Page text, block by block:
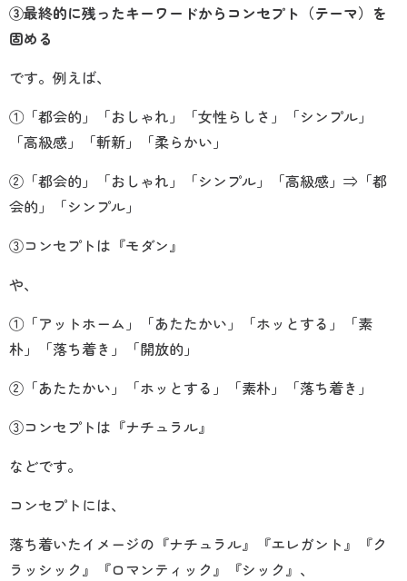
③最終的に残ったキーワードからコンセプト（テーマ）を
固める
です。例えば、
①「都会的」「おしゃれ」「女性らしさ」「シンプル」
「高級感」「斬新」「柔らかい」
②「都会的」「おしゃれ」「シンプル」「高級感」⇒「都
会的」「シンプル」
③コンセプトは『モダン』
や、
①「アットホーム」「あたたかい」「ホッとする」「素
朴」「落ち着き」「開放的」
②「あたたかい」「ホッとする」「素朴」「落ち着き」
③コンセプトは『ナチュラル』
などです。
コンセプトには、
落ち着いたイメージの『ナチュラル』『エレガント』『ク
ラッシック』『ロマンティック』『シック』、